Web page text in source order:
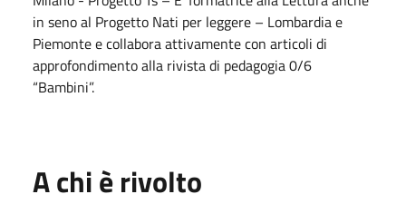
in seno al Progetto Nati per leggere – Lombardia e
Piemonte e collabora attivamente con articoli di
approfondimento alla rivista di pedagogia 0/6
“Bambini”.
A chi è rivolto